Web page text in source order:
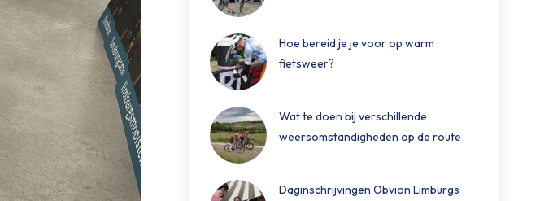
Hoe bereid je je voor op warm
fietsweer?
Wat te doen bij verschillende
weersomstandigheden op de route
Daginschrijvingen Obvion Limburgs